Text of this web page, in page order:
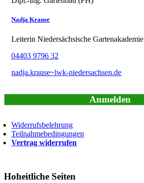
Nadja Krause
Leiterin Niedersächsische Gartenakademie
04403 9796 32
nadja.krause~lwk-niedersachsen.de
Anmelden
Widerrufsbelehrung
Teilnahmebedingungen
Vertrag widerrufen
Hoheitliche Seiten